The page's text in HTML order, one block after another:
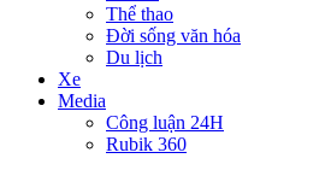
Thể thao
Đời sống văn hóa
Du lịch
Xe
Media
Công luận 24H
Rubik 360